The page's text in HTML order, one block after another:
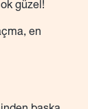
güzel!
en